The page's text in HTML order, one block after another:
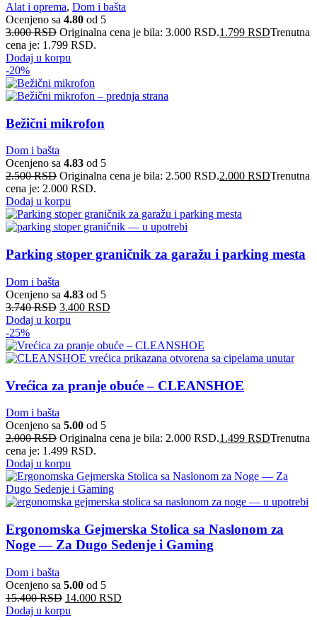
Alat i oprema, Dom i bašta
Ocenjeno sa 4.80 od 5
3.000RSD Originalna cena je bila: 3.000 RSD.1.799 RSDTrenutna
cena je: 1.799 RSD.
Dodaj u korpu
-20%
Bežični mikrofon
Dom i bašta
Ocenjeno sa 4.83 od 5
2.500RSD Originalna cena je bila: 2.500 RSD.2.000 RSDTrenutna
cena je: 2.000 RSD.
Dodaj u korpu
Parking stoper graničnik za garažu i parking mesta
Dom i bašta
Ocenjeno sa 4.83 od 5
3.740RSD 3.400 RSD
Dodaj u korpu
-25%
Vrećica za pranje obuće – CLEANSHOE
Dom i bašta
Ocenjeno sa 5.00 od 5
2.000RSD Originalna cena je bila: 2.000 RSD.1.499 RSDTrenutna
cena je: 1.499 RSD.
Dodaj u korpu
Ergonomska Gejmerska Stolica sa Naslonom za
Noge — Za Dugo Sedenje i Gaming
Dom i bašta
Ocenjeno sa 5.00 od 5
15.400RSD 14.000 RSD
Dodaj u korpu